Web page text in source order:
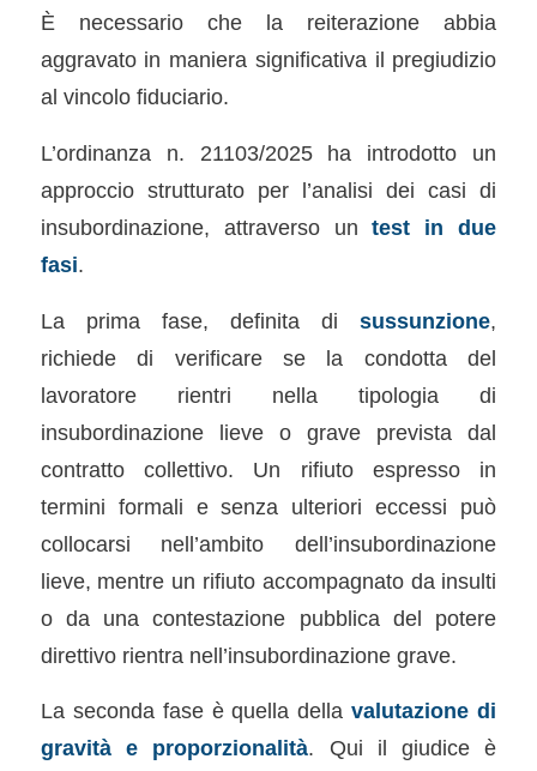
È necessario che la reiterazione abbia
aggravato in maniera significativa il pregiudizio
al vincolo fiduciario.
L’ordinanza n. 21103/2025 ha introdotto un
approccio strutturato per l’analisi dei casi di
insubordinazione, attraverso untest in due
fasi.
La prima fase, definita disussunzione,
richiede di verificare se la condotta del
lavoratore rientri nella tipologia di
insubordinazione lieve o grave prevista dal
contratto collettivo. Un rifiuto espresso in
termini formali e senza ulteriori eccessi può
collocarsi nell’ambito dell’insubordinazione
lieve, mentre un rifiuto accompagnato da insulti
o da una contestazione pubblica del potere
direttivo rientra nell’insubordinazione grave.
La seconda fase è quella dellavalutazione di
gravità e proporzionalità. Qui il giudice è